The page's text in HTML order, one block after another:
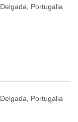
Portugalia
Portugalia